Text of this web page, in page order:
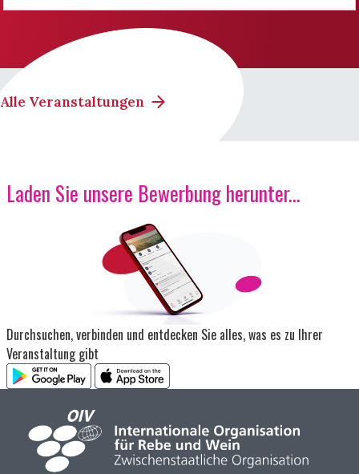
Alle Veranstaltungen
Laden Sie unsere Bewerbung herunter...
Durchsuchen, verbinden und entdecken Sie alles, was es zu Ihrer
Veranstaltung gibt